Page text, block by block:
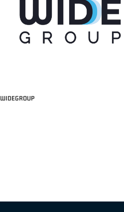
WIDEGROUP